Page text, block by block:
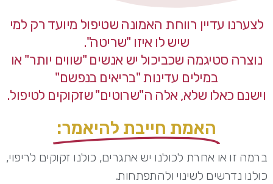
לצערנו עדיין רווחת האמונה שטיפול מיועד רק למי
שיש לו איזו "שריטה".
נוצרה סטיגמה שכביכול יש אנשים "שווים יותר" או
במילים עדינות "בריאים בנפשם"
וישנם כאלו שלא, אלה ה"שרוטים" שזקוקים לטיפול.
האמת חייבת להיאמר:
ברמה זו או אחרת לכולנו יש אתגרים, כולנו זקוקים לריפוי,
כולנו נדרשים לשינוי ולהתפתחות.